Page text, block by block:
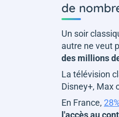
de
Un soir
autre ne veut
des millions
La télévision
Disney+, Max
En France,
l'accès au